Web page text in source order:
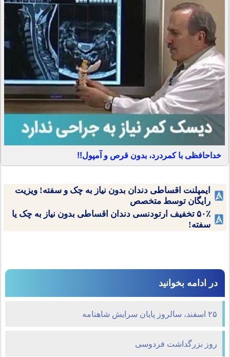
خداحافظی با کمردرد، بدون قرص و آمپول!!
ایمپلنت اقساطی دندان بدون نیاز به چک و سفته! ویزیت
رایگان توسط متخصص
۵۰٪ تخفیف ارتودنسی دندان اقساطی بدون نیاز به چک یا
سفته!
در ادامه بخوانید
٢۵ اسفند، سالروز پایان سرایش شاهنامه
روز بزرگداشت فردوسی